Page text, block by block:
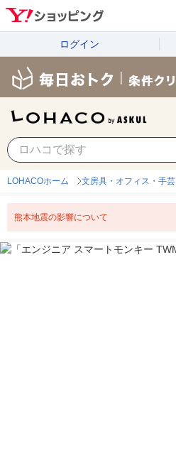
ログイン
LOHACOホーム 文房具・オフィス・手芸
熊本地震の影響について